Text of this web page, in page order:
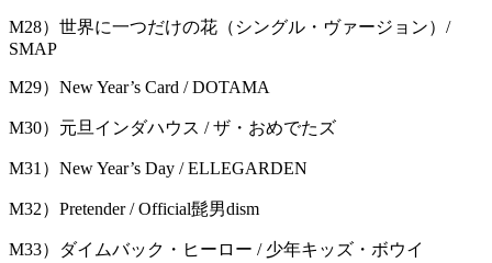
M28）世界に一つだけの花（シングル・ヴァージョン）/
SMAP
M29）New Year’s Card / DOTAMA
M30）元旦インダハウス / ザ・おめでたズ
M31）New Year’s Day / ELLEGARDEN
M32）Pretender / Official髭男dism
M33）ダイムバック・ヒーロー / 少年キッズ・ボウイ